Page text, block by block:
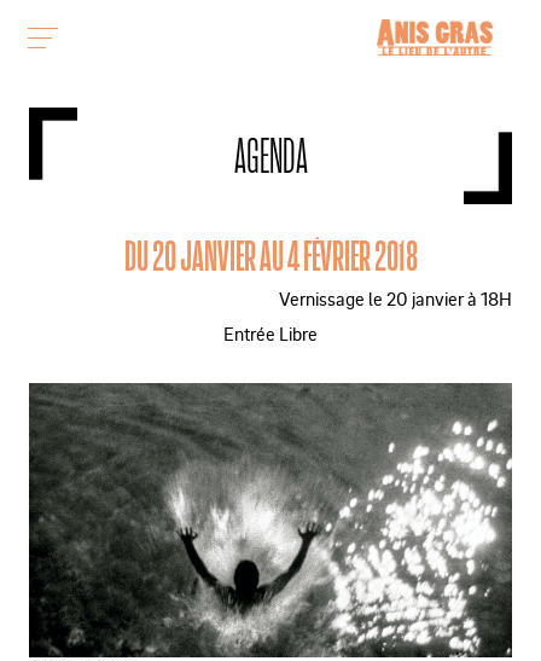
AGENDA
DU 20 JANVIER AU 4 FÉVRIER 2018
Vernissage le 20 janvier à 18H
Entrée Libre